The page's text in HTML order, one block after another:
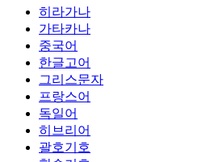
히라가나
가타카나
중국어
한글고어
그리스문자
프랑스어
독일어
히브리어
괄호기호